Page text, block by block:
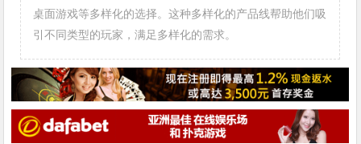
桌面游戏等多样化的选择。这种多样化的产品线帮助他们吸
引不同类型的玩家，满足多样化的需求。